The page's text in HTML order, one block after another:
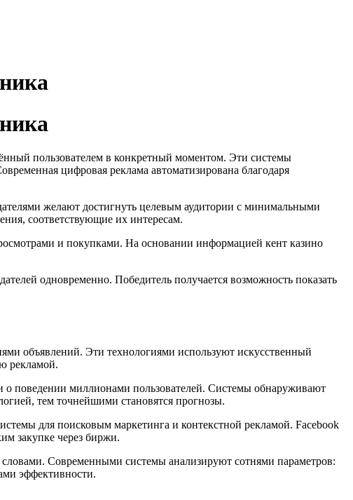
пользователем в конкретный моментом. Эти системы
цифровая реклама автоматизирована благодаря
желают достигнуть целевым аудитории с минимальными
соответствующие их интересам.
и покупками. На основании информацией кент казино
одновременно. Победитель получается возможность показать
объявлений. Эти технологиями используют искусственный
рекламой.
поведении миллионами пользователей. Системы обнаруживают
тем точнейшими становятся прогнозы.
для поисковым маркетинга и контекстной рекламой. Facebook
закупке через биржи.
Современными системы анализируют сотнями параметров:
эффективности.